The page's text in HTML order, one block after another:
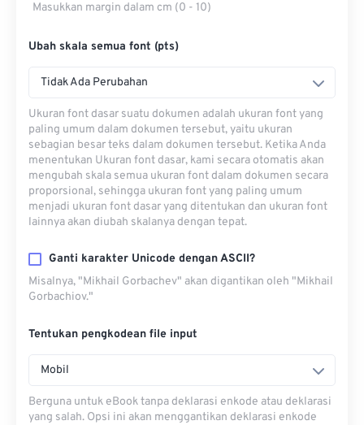
Masukkan margin dalam cm (0 - 10)
Ubah skala semua font (pts)
Tidak Ada Perubahan
Ukuran font dasar suatu dokumen adalah ukuran font yang
paling umum dalam dokumen tersebut, yaitu ukuran
sebagian besar teks dalam dokumen tersebut. Ketika Anda
menentukan Ukuran font dasar, kami secara otomatis akan
mengubah skala semua ukuran font dalam dokumen secara
proporsional, sehingga ukuran font yang paling umum
menjadi ukuran font dasar yang ditentukan dan ukuran font
lainnya akan diubah skalanya dengan tepat.
Ganti karakter Unicode dengan ASCII?
Misalnya, "Mikhail Gorbachev" akan digantikan oleh "Mikhail
Gorbachiov."
Tentukan pengkodean file input
Mobil
Berguna untuk eBook tanpa deklarasi enkode atau deklarasi
yang salah. Opsi ini akan menggantikan deklarasi enkode